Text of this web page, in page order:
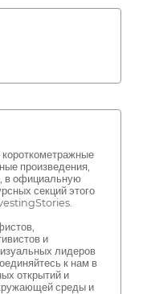
произведения,
в официальную
секций этого
и
лидеров
к нам в
открытий и
среды и